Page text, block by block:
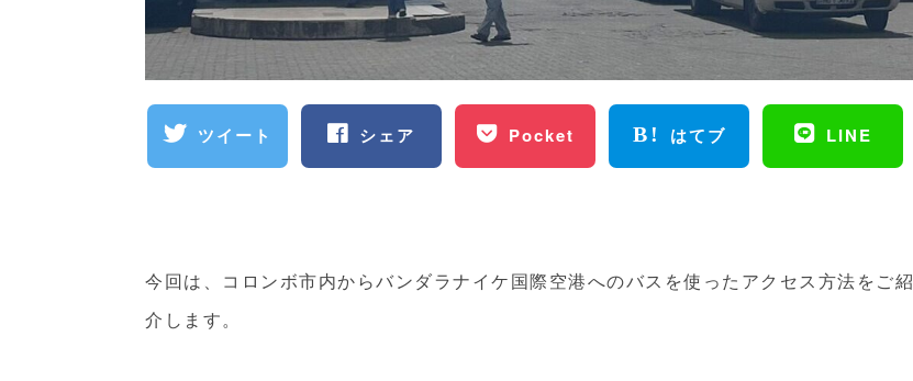
ツイート シェア Pocket はてブ LINE
今回は、コロンボ市内からバンダラナイケ国際空港へのバスを使ったアクセス方法をご紹
介します。